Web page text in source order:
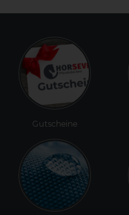
Gutscheine